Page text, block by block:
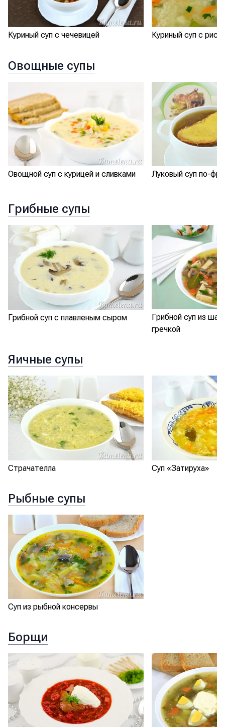
Куриный суп с чечевицей Куриный суп с
Овощные супы
Овощной суп с курицей и сливками Луковый суп по-
Грибные супы
Грибной суп с плавленым сыром
Грибной суп из
гречкой
Яичные супы
Страчателла Суп «Затируха»
Рыбные супы
Суп из рыбной консервы
Борщи